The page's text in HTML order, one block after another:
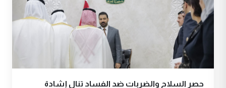
حصر السلاح والضربات ضد الفساد تنال إشادة